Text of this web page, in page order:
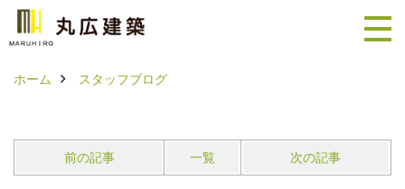
ホーム スタッフブログ
前の記事 一覧 次の記事